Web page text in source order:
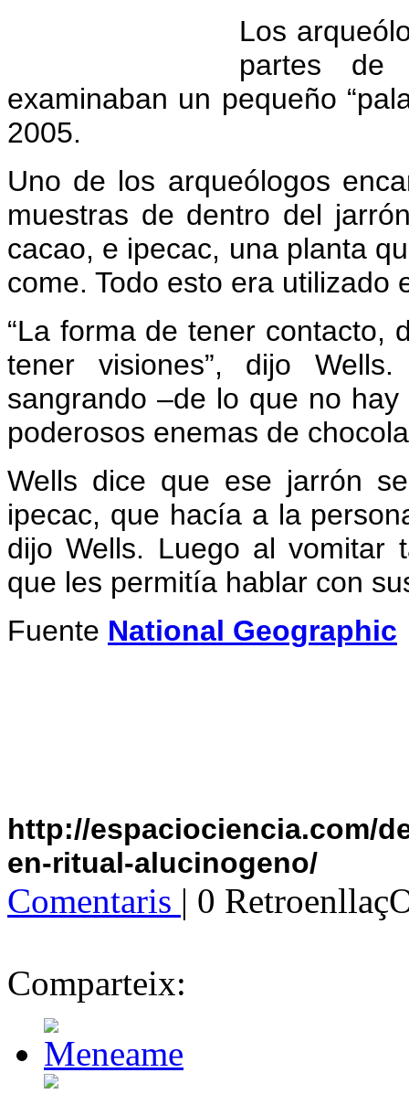
Los
partes de
examinaban un pequeño
2005.
Uno de los arqueólogos
muestras de dentro del
cacao, e ipecac, una planta
come. Todo esto era utilizado
“La forma de tener contacto,
tener visiones”, dijo
sangrando –de lo que no
poderosos enemas de
Wells dice que ese jarrón
ipecac, que hacía a la
dijo Wells. Luego al vomitar
que les permitía hablar con
Fuente National Geographic
http://espaciociencia.com/
en-ritual-alucinogeno/
Comentaris | 0
Comparteix: